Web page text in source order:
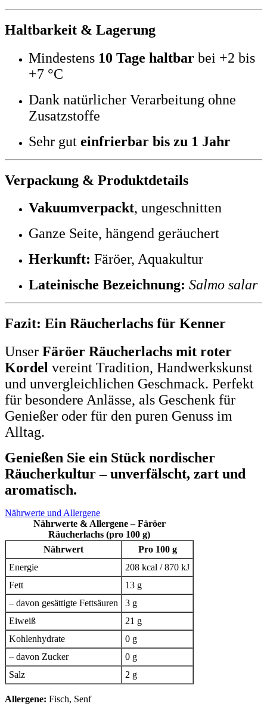
Haltbarkeit & Lagerung
Mindestens 10 Tage haltbar bei +2 bis
+7 °C
Dank natürlicher Verarbeitung ohne
Zusatzstoffe
Sehr gut einfrierbar bis zu 1 Jahr
Verpackung & Produktdetails
Vakuumverpackt, ungeschnitten
Ganze Seite, hängend geräuchert
Herkunft: Färöer, Aquakultur
Lateinische Bezeichnung: Salmo salar
Fazit: Ein Räucherlachs für Kenner
Unser Färöer Räucherlachs mit roter
Kordel vereint Tradition, Handwerkskunst
und unvergleichlichen Geschmack. Perfekt
für besondere Anlässe, als Geschenk für
Genießer oder für den puren Genuss im
Alltag.
Genießen Sie ein Stück nordischer
Räucherkultur – unverfälscht, zart und
aromatisch.
Nährwerte und Allergene
Nährwerte & Allergene – Färöer
Räucherlachs (pro 100 g)
Nährwert
Pro 100 g
Energie
208 kcal / 870 kJ
Fett
13 g
– davon gesättigte Fettsäuren
3 g
Eiweiß
21 g
Kohlenhydrate
0 g
– davon Zucker
0 g
Salz
2 g
Allergene: Fisch, Senf